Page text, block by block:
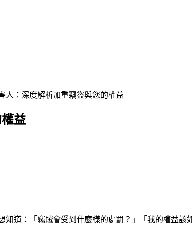
人：深度解析加重竊盜與您的權益
益
道：「竊賊會受到什麼樣的處罰？」「我的權益